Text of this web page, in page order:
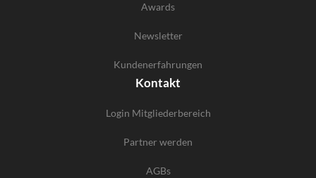
Awards
Newsletter
Kundenerfahrungen
Kontakt
Login Mitgliederbereich
Partner werden
AGBs